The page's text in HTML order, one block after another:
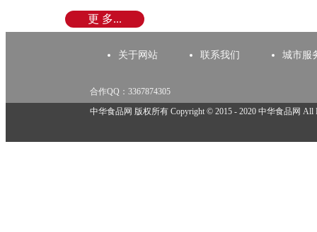
更 多...
关于网站 联系我们 城市服
合作QQ：3367874305
举报邮箱：918825737@qq.com
中华食品网 版权所有 Copyright © 2015 - 2020 中华食品网 All